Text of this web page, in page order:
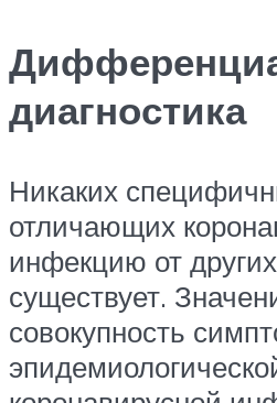
диагностика
Никаких
отличающих
инфекцию от
существует.
совокупность